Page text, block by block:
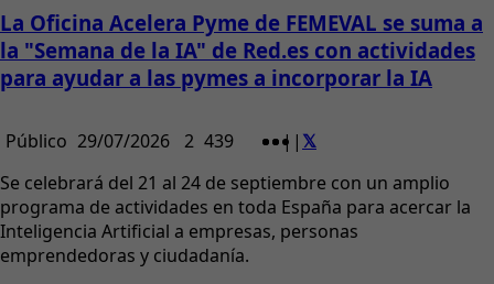
La Oficina Acelera Pyme de FEMEVAL se suma a
la "Semana de la IA" de Red.es con actividades
para ayudar a las pymes a incorporar la IA
Público 29/07/2026 2 439 | |
Se celebrará del 21 al 24 de septiembre con un amplio
programa de actividades en toda España para acercar la
Inteligencia Artificial a empresas, personas
emprendedoras y ciudadanía.